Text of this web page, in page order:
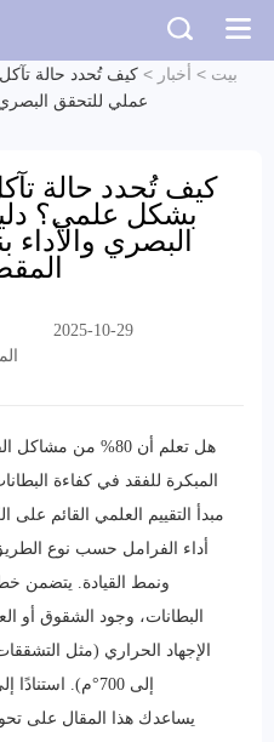
بيت > أخبار > كيف تُحدد حالة
عملي للتحقق البصري
كيف تُحدد حالة
بشكل علمي؟
البصري والأداء
2025-10-29
هل تعلم أن 80% من
المبكرة للفقد في كفاءة
مبدأ التقييم العلمي القائم
أداء الفرامل حسب نوع
ونمط القيادة. يتضمن
البطانات، وجود الشقوق أو
الإجهاد الحراري (مثل
إلى 700°م).